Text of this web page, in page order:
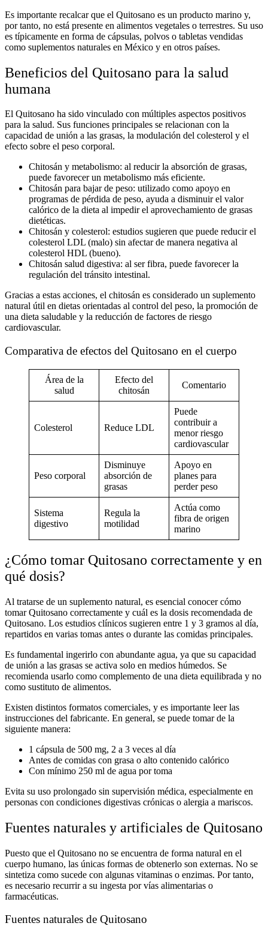
Es importante recalcar que el Quitosano es un producto marino y,
por tanto, no está presente en alimentos vegetales o terrestres. Su uso
es típicamente en forma de cápsulas, polvos o tabletas vendidas
como suplementos naturales en México y en otros países.
Beneficios del Quitosano para la salud
humana
El Quitosano ha sido vinculado con múltiples aspectos positivos
para la salud. Sus funciones principales se relacionan con la
capacidad de unión a las grasas, la modulación del colesterol y el
efecto sobre el peso corporal.
Chitosán y metabolismo: al reducir la absorción de grasas,
puede favorecer un metabolismo más eficiente.
Chitosán para bajar de peso: utilizado como apoyo en
programas de pérdida de peso, ayuda a disminuir el valor
calórico de la dieta al impedir el aprovechamiento de grasas
dietéticas.
Chitosán y colesterol: estudios sugieren que puede reducir el
colesterol LDL (malo) sin afectar de manera negativa al
colesterol HDL (bueno).
Chitosán salud digestiva: al ser fibra, puede favorecer la
regulación del tránsito intestinal.
Gracias a estas acciones, el chitosán es considerado un suplemento
natural útil en dietas orientadas al control del peso, la promoción de
una dieta saludable y la reducción de factores de riesgo
cardiovascular.
Comparativa de efectos del Quitosano en el cuerpo
Área de la
salud
Efecto del
chitosán
Comentario
Colesterol Reduce LDL
Puede
contribuir a
menor riesgo
cardiovascular
Peso corporal
Disminuye
absorción de
grasas
Apoyo en
planes para
perder peso
Sistema
digestivo
Regula la
motilidad
Actúa como
fibra de origen
marino
¿Cómo tomar Quitosano correctamente y en
qué dosis?
Al tratarse de un suplemento natural, es esencial conocercómo
tomar Quitosano correctamente y cuál es la dosis recomendada de
Quitosano. Los estudios clínicos sugieren entre 1 y 3 gramos al día,
repartidos en varias tomas antes o durante las comidas principales.
Es fundamental ingerirlo con abundante agua, ya que su capacidad
de unión a las grasas se activa solo en medios húmedos. Se
recomienda usarlo como complemento de una dieta equilibrada y no
como sustituto de alimentos.
Existen distintos formatos comerciales, y es importante leer las
instrucciones del fabricante. En general, se puede tomar de la
siguiente manera:
1 cápsula de 500 mg, 2 a 3 veces al día
Antes de comidas con grasa o alto contenido calórico
Con mínimo 250 ml de agua por toma
Evita su uso prolongado sin supervisión médica, especialmente en
personas con condiciones digestivas crónicas o alergia a mariscos.
Fuentes naturales y artificiales de Quitosano
Puesto que el Quitosano no se encuentra de forma natural en el
cuerpo humano, las únicas formas de obtenerlo son externas. No se
sintetiza como sucede con algunas vitaminas o enzimas. Por tanto,
es necesario recurrir a su ingesta por vías alimentarias o
farmacéuticas.
Fuentes naturales de Quitosano